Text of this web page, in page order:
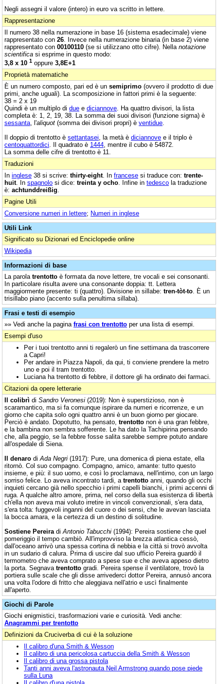
Negli assegni il valore (intero) in euro va scritto in lettere.
Rappresentazione
Il numero 38 nella numerazione in base 16 (sistema esadecimale) viene
rappresentato con 26 . Invece nella numerazione binaria (in base 2) viene
rappresentato con 00100110 (se si utilizzano otto cifre). Nella notazione
scientifica si esprime in questo modo:
3,8 x 10 1 oppure 3,8E+1
Proprietà matematiche
È un numero composto, pari ed è un semiprimo (ovvero il prodotto di due
primi, anche uguali). La scomposizione in fattori primi è la seguente:
38 = 2 x 19
Quindi è un multiplo di due e diciannove . Ha quattro divisori, la lista
completa è: 1, 2, 19, 38. La somma dei suoi divisori (funzione sigma) è
sessanta , l'aliquot (somma dei divisori propri) è ventidue
Il doppio di trentotto è settantasei , la metà è diciannove e il triplo è
centoquattordici . Il quadrato è 1444 , mentre il cubo è 54872.
La somma delle cifre di trentotto è 11.
Traduzioni
In inglese 38 si scrive: thirty-eight. In francese si traduce con: trente-
huit. In spagnolo si dice: treinta y ocho . Infine in tedesco la traduzione
è: achtunddreißig
Pagine Utili
Conversione numeri in lettere; Numeri in inglese
Utili Link
Significato su Dizionari ed Enciclopedie online
Wikipedia
Informazioni di base
La parola trentotto è formata da nove lettere, tre vocali e sei consonanti.
In particolare risulta avere una consonante doppia: tt. Lettera
maggiormente presente: ti (quattro). Divisione in sillabe: tren-tòt-to . È un
trisillabo piano (accento sulla penultima sillaba).
Frasi e testi di esempio
»» Vedi anche la pagina frasi con trentotto per una lista di esempi.
Esempi d'uso
Per i tuoi trentotto anni ti regalerò un fine settimana da trascorrere
a Capri!
Per andare in Piazza Napoli, da qui, ti conviene prendere la metro
uno e poi il tram trentotto.
Luciana ha trentotto di febbre, il dottore gli ha ordinato dei farmaci.
Citazioni da opere letterarie
Il colibrì di Sandro Veronesi (2019): Non è superstizioso, non è
scaramantico, ma si fa comunque ispirare da numeri e ricorrenze, e un
giorno che capita solo ogni quattro anni è un buon giorno per giocare.
Perciò è andato. Dopotutto, ha pensato, trentotto non è una gran febbre,
e la bambina non sembra sofferente. Le ha dato la Tachipirina pensando
che, alla peggio, se la febbre fosse salita sarebbe sempre potuto andare
all'ospedale di Siena.
Il denaro di Ada Negri (1917): Pure, una domenica di piena estate, ella
ritornò. Col suo compagno. Compagno, amico, amante: tutto questo
insieme, e più: il suo uomo, e così lo proclamava, nell'intimo, con un largo
sorriso felice. Lo aveva incontrato tardi, a trentotto anni, quando gli occhi
inquieti cercano già nello specchio i primi capelli bianchi, i primi accenni di
ruga. A qualche altro amore, prima, nel corso della sua esistenza di libertà
ch'ella non aveva mai voluto irretire in vincoli convenzionali, s'era data,
s'era tolta: fuggevoli inganni del cuore o dei sensi, che le avevan lasciata
la bocca amara, e la certezza di un destino di solitudine.
Sostiene Pereira di Antonio Tabucchi (1994): Pereira sostiene che quel
pomeriggio il tempo cambiò. All'improvviso la brezza atlantica cessò,
dall'oceano arrivò una spessa cortina di nebbia e la città si trovò avvolta
in un sudario di calura. Prima di uscire dal suo ufficio Pereira guardò il
termometro che aveva comprato a spese sue e che aveva appeso dietro
la porta. Segnava trentotto gradi. Pereira spense il ventilatore, trovò la
portiera sulle scale che gli disse arrivederci dottor Pereira, annusò ancora
una volta l'odore di fritto che aleggiava nell'atrio e uscì finalmente
all'aperto.
Giochi di Parole
Giochi enigmistici, trasformazioni varie e curiosità. Vedi anche:
Anagrammi per trentotto
Definizioni da Cruciverba di cui è la soluzione
Il calibro d'una Smith & Wesson
Il calibro di una pericolosa cartuccia della Smith & Wesson
Il calibro di una grossa pistola
Tanti anni aveva l'astronauta Neil Armstrong quando pose piede
sulla Luna
Il calibro d'una pistola